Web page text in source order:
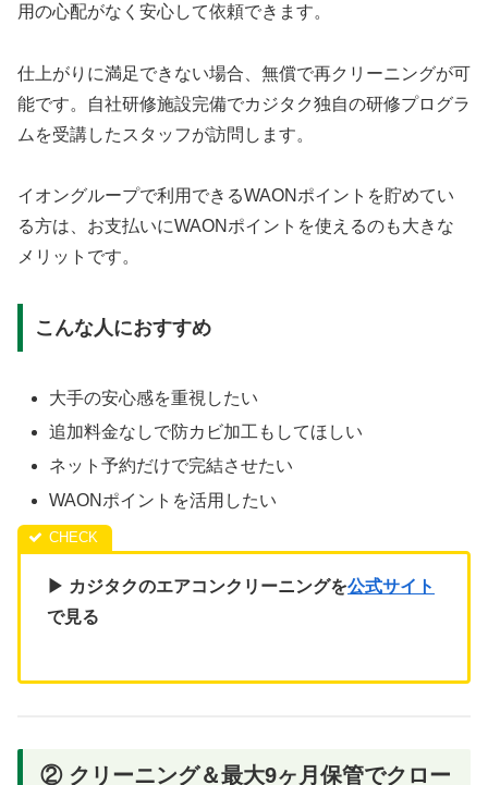
用の心配がなく安心して依頼できます。
仕上がりに満足できない場合、無償で再クリーニングが可
能です。自社研修施設完備でカジタク独自の研修プログラ
ムを受講したスタッフが訪問します。
イオングループで利用できるWAONポイントを貯めてい
る方は、お支払いにWAONポイントを使えるのも大きな
メリットです。
こんな人におすすめ
大手の安心感を重視したい
追加料金なしで防カビ加工もしてほしい
ネット予約だけで完結させたい
WAONポイントを活用したい
▶ カジタクのエアコンクリーニングを公式サイト
で見る
② クリーニング＆最大9ヶ月保管でクロー